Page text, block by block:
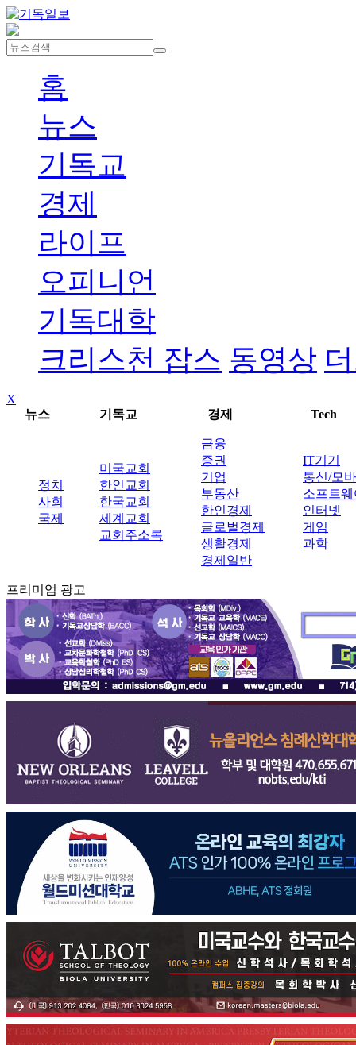
홈
뉴스
기독교
경제
라이프
오피니언
기독대학
크리스천 잡스 동영상
X
뉴스
기독교 경제 Tech
정치
사회
국제
미국교회
한인교회
한국교회
세계교회
교회주소록
금융
증권
기업
부동산
한인경제
글로벌경제
생활경제
경제일반
IT기기
통신/모
소프트웨
인터넷
게임
과학
프리미엄 광고